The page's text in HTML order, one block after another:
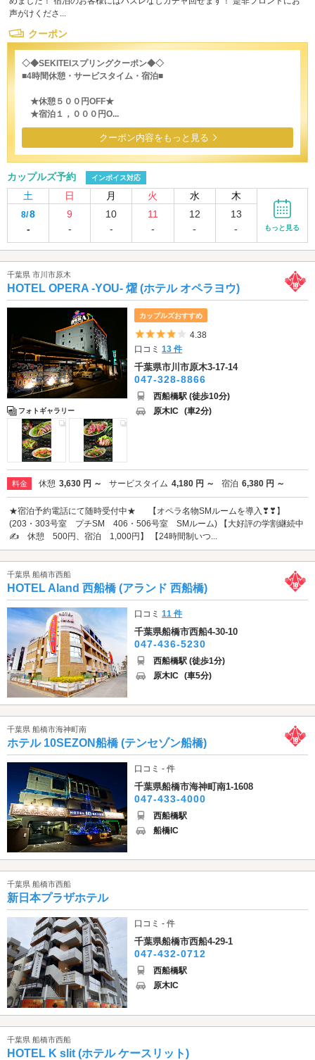
声がけくださ...
クーポン
◇◆SEKITEIスプリングクーポン◆◇
■4時間休憩・サービスタイム・宿泊■
★休憩５００円OFF★
★宿泊１，０００円O...
クーポン内容をもっと見る
カップルズ予約 インボイス対応
土 日 月 火 水 木
8/8
-
9
-
10
-
11
-
12
-
13
-
もっと見る
千葉県 市川市原木
HOTEL OPERA -YOU- 燿 (ホテル オペラヨウ)
フォトギャラリー
カップルズおすすめ
5つ星のうち4
4.38
口コミ13 件
千葉県市川市原木3-17-14
047-328-8866
西船橋駅 (徒歩10分)
原木IC (車2分)
料金 休憩 3,630 円 ～ サービスタイム 4,180 円 ～ 宿泊 6,380 円 ～
★宿泊予約電話にて随時受付中★ 【オペラ名物SMルームを導入❣❣】
(203・303号室 プチSM 406・506号室 SMルーム) 【大好評の学割継続中
✍ 休憩 500円、宿泊 1,000円】 【24時間制いつ...
千葉県 船橋市西船
HOTEL Aland 西船橋 (アランド 西船橋)
口コミ11 件
千葉県船橋市西船4-30-10
047-436-5230
西船橋駅 (徒歩1分)
原木IC (車5分)
千葉県 船橋市海神町南
ホテル 10SEZON船橋 (テンセゾン船橋)
口コミ - 件
千葉県船橋市海神町南1-1608
047-433-4000
西船橋駅
船橋IC
千葉県 船橋市西船
新日本プラザホテル
口コミ - 件
千葉県船橋市西船4-29-1
047-432-0712
西船橋駅
原木IC
千葉県 船橋市西船
HOTEL K slit (ホテル ケースリット)